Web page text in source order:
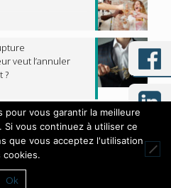
veut l’annuler
?
Licom Développement
pour vous garantir la meilleure
vous continuez à utiliser ce
que vous acceptez l'utilisation
cookies.
Ok